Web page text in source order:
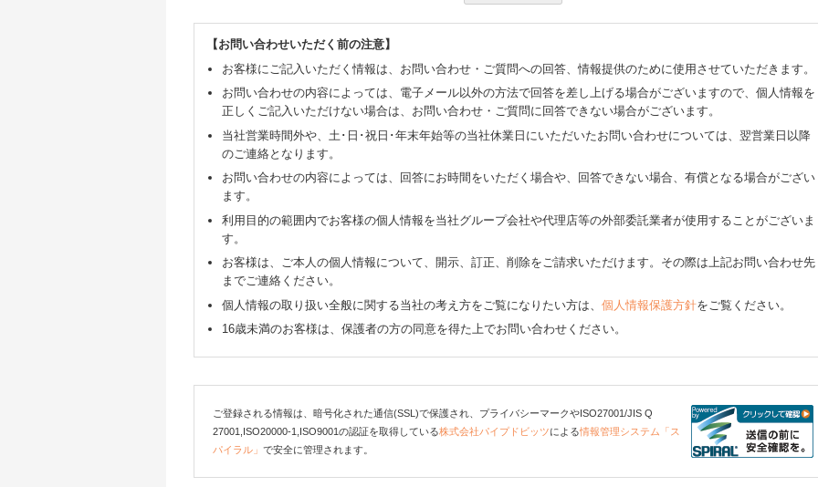
【お問い合わせいただく前の注意】
お客様にご記入いただく情報は、お問い合わせ・ご質問への回答、情報提供のために使用させていただきます。
お問い合わせの内容によっては、電子メール以外の方法で回答を差し上げる場合がございますので、個人情報を
正しくご記入いただけない場合は、お問い合わせ・ご質問に回答できない場合がございます。
当社営業時間外や、土･日･祝日･年末年始等の当社休業日にいただいたお問い合わせについては、翌営業日以降
のご連絡となります。
お問い合わせの内容によっては、回答にお時間をいただく場合や、回答できない場合、有償となる場合がござい
ます。
利用目的の範囲内でお客様の個人情報を当社グループ会社や代理店等の外部委託業者が使用することがございま
す。
お客様は、ご本人の個人情報について、開示、訂正、削除をご請求いただけます。その際は上記お問い合わせ先
までご連絡ください。
個人情報の取り扱い全般に関する当社の考え方をご覧になりたい方は、 個人情報保護方針をご覧ください。
16歳未満のお客様は、保護者の方の同意を得た上でお問い合わせください。
ご登録される情報は、暗号化された通信(SSL)で保護され、プライバシーマークやISO27001/JIS Q
27001,ISO20000-1,ISO9001の認証を取得している株式会社パイプドビッツによる情報管理システム「ス
パイラル」 で安全に管理されます。